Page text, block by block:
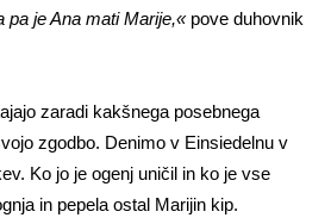
pa je Ana mati Marije,« pove duhovnik
zaradi kakšnega posebnega
zgodbo. Denimo v Einsiedelnu v
Ko jo je ogenj uničil in ko je vse
in pepela ostal Marijin kip.